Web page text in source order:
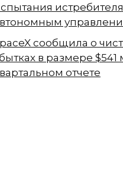
сообщила о
в размере $541
отчете